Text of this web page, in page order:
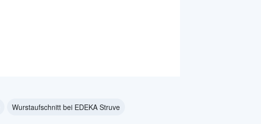
Wurstaufschnitt bei EDEKA Struve